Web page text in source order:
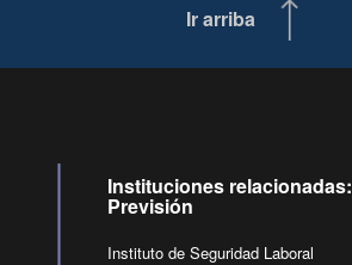
Ir arriba
Instituciones relacionadas:
Previsión
Instituto de Seguridad Laboral